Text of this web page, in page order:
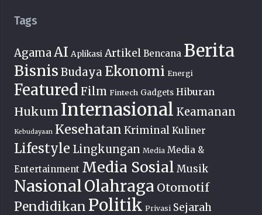
Tags
AgamaAI Aplikasi Artikel Bencana Berita
Bisnis Budaya Ekonomi Energi
Featured Film Fintech Gadgets Hiburan
Hukum Internasional Keamanan
Kebudayaan Kesehatan Kriminal Kuliner
Lifestyle Lingkungan Media Media &
Entertainment Media Sosial Musik
NasionalOlahraga Otomotif
Pendidikan Politik Privasi Sejarah